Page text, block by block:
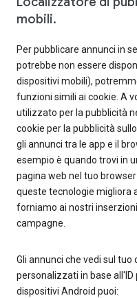
mobili.
Per pubblicare annunci in
potrebbe non essere
dispositivi mobili),
funzioni simili ai cookie. A
utilizzato per la pubblicità
cookie per la pubblicità
gli annunci tra le app e il
esempio è quando trovi in
pagina web nel tuo
queste tecnologie migliora
forniamo ai nostri
campagne.
Gli annunci che vedi sul
personalizzati in base
dispositivi Android puoi: